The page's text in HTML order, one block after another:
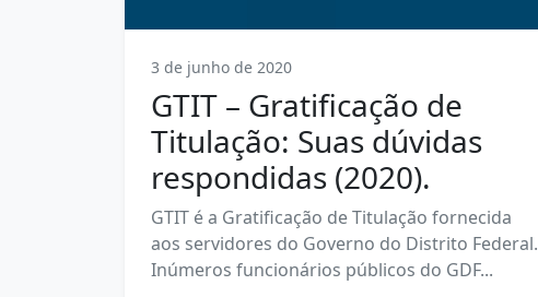
3 de junho de 2020
GTIT – Gratificação de
Titulação: Suas dúvidas
respondidas (2020).
GTIT é a Gratificação de Titulação fornecida
aos servidores do Governo do Distrito Federal.
Inúmeros funcionários públicos do GDF...